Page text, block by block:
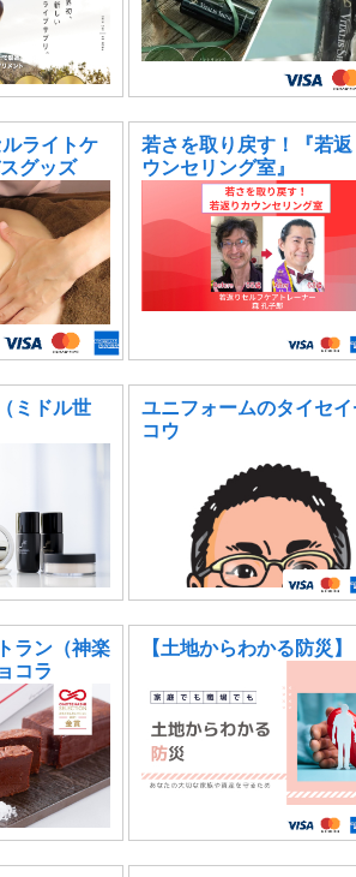
ライトケ
グッズ
若さを取り戻す！『若返
ウンセリング室』
ミドル世
ユニフォームのタイセイ
コウ
ラン（神楽
コラ
【土地からわかる防災】